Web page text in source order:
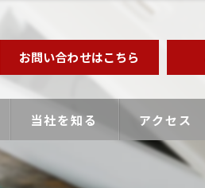
お問い合わせはこちら
当社を知る
個人事業主
アクセス